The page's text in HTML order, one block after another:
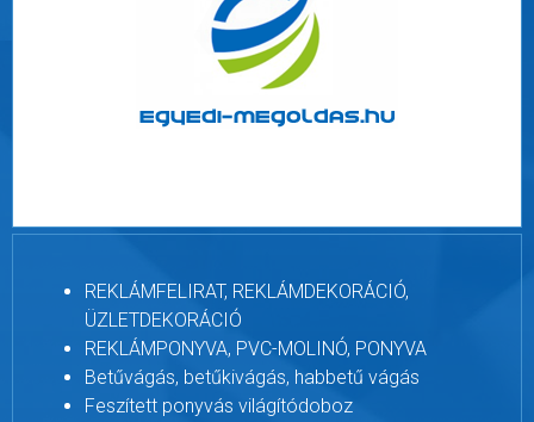
REKLÁMFELIRAT, REKLÁMDEKORÁCIÓ,
ÜZLETDEKORÁCIÓ
REKLÁMPONYVA, PVC-MOLINÓ, PONYVA
Betűvágás, betűkivágás, habbetű vágás
Feszített ponyvás világítódoboz